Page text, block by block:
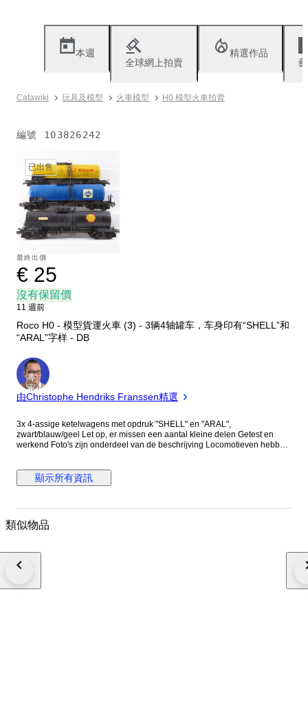
本週
全球網上拍賣
精選作品
Catawiki 玩具及模型 火車模型 H0 模型火車拍賣
編號 103826242
已出售
最終出價
€ 25
沒有保留價
11 週前
Roco H0 - 模型貨運火車 (3) - 3辆4轴罐车，车身印有“SHELL”和
“ARAL”字样 - DB
專
家
由Christophe Hendriks Franssen精選
3x 4-assige ketelwagens met opdruk "SHELL" en "ARAL",
zwart/blauw/geel Let op, er missen een aantal kleine delen Getest en
werkend Foto's zijn onderdeel van de beschrijving Locomotieven hebben
verzekerd verzonden
顯示所有資訊
類似物品